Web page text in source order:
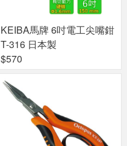
KEIBA馬牌 6吋電工尖嘴鉗
T-316 日本製
$570